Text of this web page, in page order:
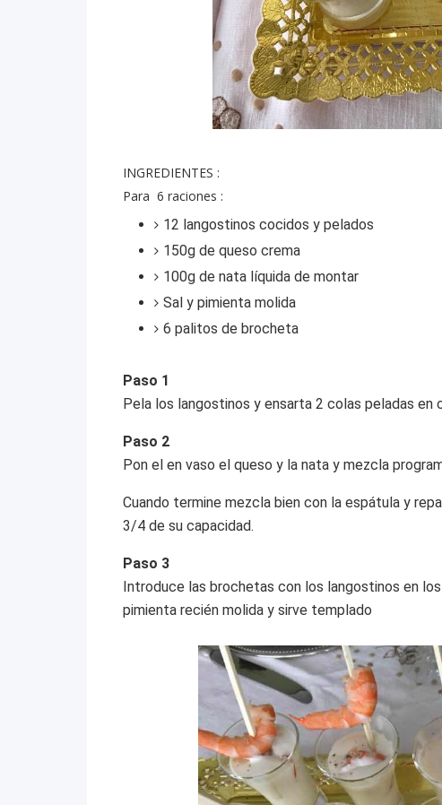
INGREDIENTES :
Para 6 raciones :
12 langostinos cocidos y pelados
150g de queso crema
100g de nata líquida de montar
Sal y pimienta molida
6 palitos de brocheta
Paso 1
Pela los langostinos y ensarta 2 colas peladas en
Paso 2
Pon el en vaso el queso y la nata y mezcla
Cuando termine mezcla bien con la espátula y
3/4 de su capacidad.
Paso 3
Introduce las brochetas con los langostinos en
pimienta recién molida y sirve templado